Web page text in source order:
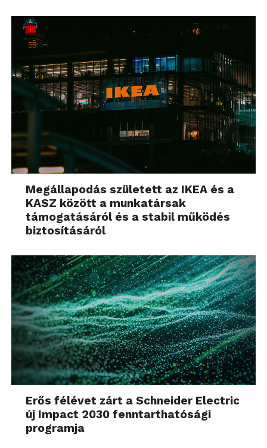
Megállapodás született az IKEA és a
KASZ között a munkatársak
támogatásáról és a stabil működés
biztosításáról
Erős félévet zárt a Schneider Electric
új Impact 2030 fenntarthatósági
programja